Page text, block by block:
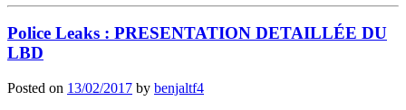
Police Leaks : PRESENTATION DETAILLÉE DU
LBD
Posted on 13/02/2017 by benjaltf4